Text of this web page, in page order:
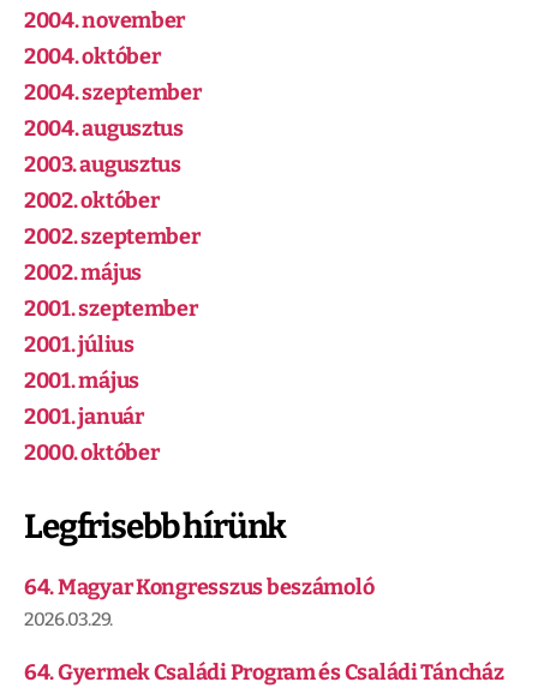
2004. november
2004. október
2004. szeptember
2004. augusztus
2003. augusztus
2002. október
2002. szeptember
2002. május
2001. szeptember
2001. július
2001. május
2001. január
2000. október
Legfrisebb hírünk
64. Magyar Kongresszus beszámoló
2026.03.29.
64. Gyermek Családi Program és Családi Táncház